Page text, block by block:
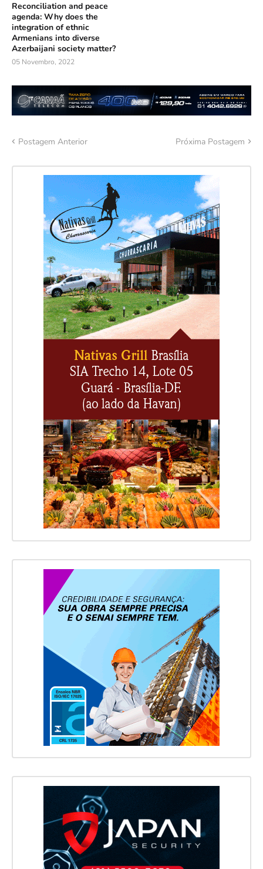
Reconciliation and peace
agenda: Why does the
integration of ethnic
Armenians into diverse
Azerbaijani society matter?
05 Novembro, 2022
Postagem Anterior Próxima Postagem